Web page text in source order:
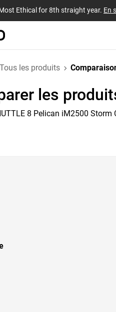
Ethical for 8th straight year. En
Tous les produits
les
8 Pelican iM2500 Storm